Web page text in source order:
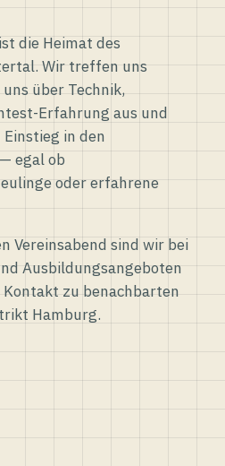
die Heimat des
Wir treffen uns
über Technik,
Erfahrung aus und
in den
egal ob
oder erfahrene
Vereinsabend sind wir bei
Ausbildungsangeboten
zu benachbarten
Hamburg.